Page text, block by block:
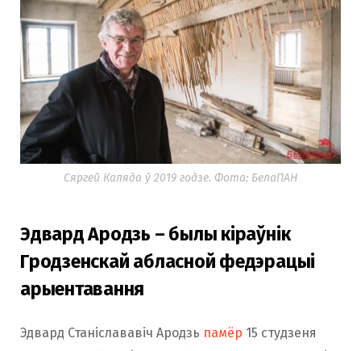
Сяргей Каляда ў 2019 годзе. Фота: БелаПАН
Эдвард Ародзь – былы кіраўнік
Гродзенскай абласной федэрацыі
арыентавання
Эдвард Станіслававіч Ародзь памёр 15 студзеня